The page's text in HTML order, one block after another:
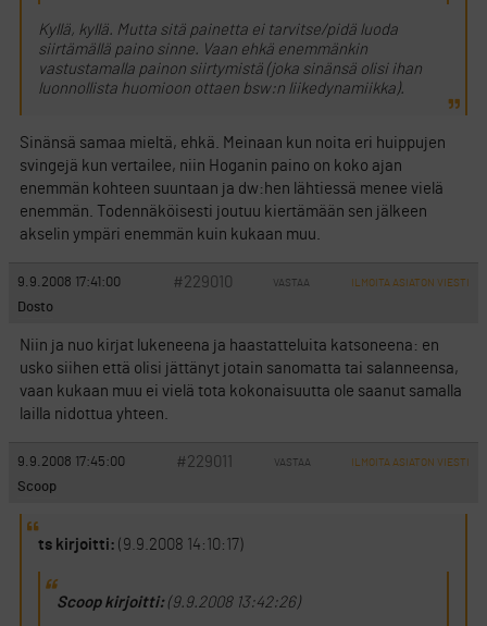
Kyllä, kyllä. Mutta sitä painetta ei tarvitse/pidä luoda
siirtämällä paino sinne. Vaan ehkä enemmänkin
vastustamalla painon siirtymistä (joka sinänsä olisi ihan
luonnollista huomioon ottaen bsw:n liikedynamiikka).
Sinänsä samaa mieltä, ehkä. Meinaan kun noita eri huippujen
svingejä kun vertailee, niin Hoganin paino on koko ajan
enemmän kohteen suuntaan ja dw:hen lähtiessä menee vielä
enemmän. Todennäköisesti joutuu kiertämään sen jälkeen
akselin ympäri enemmän kuin kukaan muu.
9.9.2008 17:41:00 #229010 VASTAA ILMOITA ASIATON VIESTI
Dosto
Niin ja nuo kirjat lukeneena ja haastatteluita katsoneena: en
usko siihen että olisi jättänyt jotain sanomatta tai salanneensa,
vaan kukaan muu ei vielä tota kokonaisuutta ole saanut samalla
lailla nidottua yhteen.
9.9.2008 17:45:00 #229011 VASTAA ILMOITA ASIATON VIESTI
Scoop
ts kirjoitti: (9.9.2008 14:10:17)
Scoop kirjoitti:(9.9.2008 13:42:26)